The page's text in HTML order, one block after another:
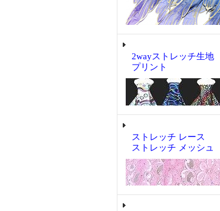
2wayストレッチ生地
プリント
ストレッチ レース
ストレッチ メッシュ